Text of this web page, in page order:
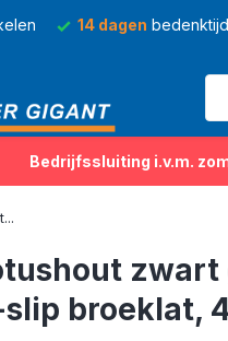
14 dagen
Bedrijfssluiting i.v.m.
broeklat,